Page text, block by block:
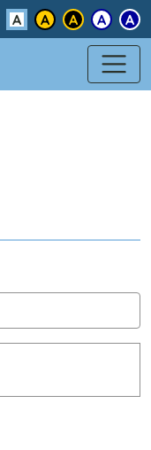
Inhalt
Kontrast